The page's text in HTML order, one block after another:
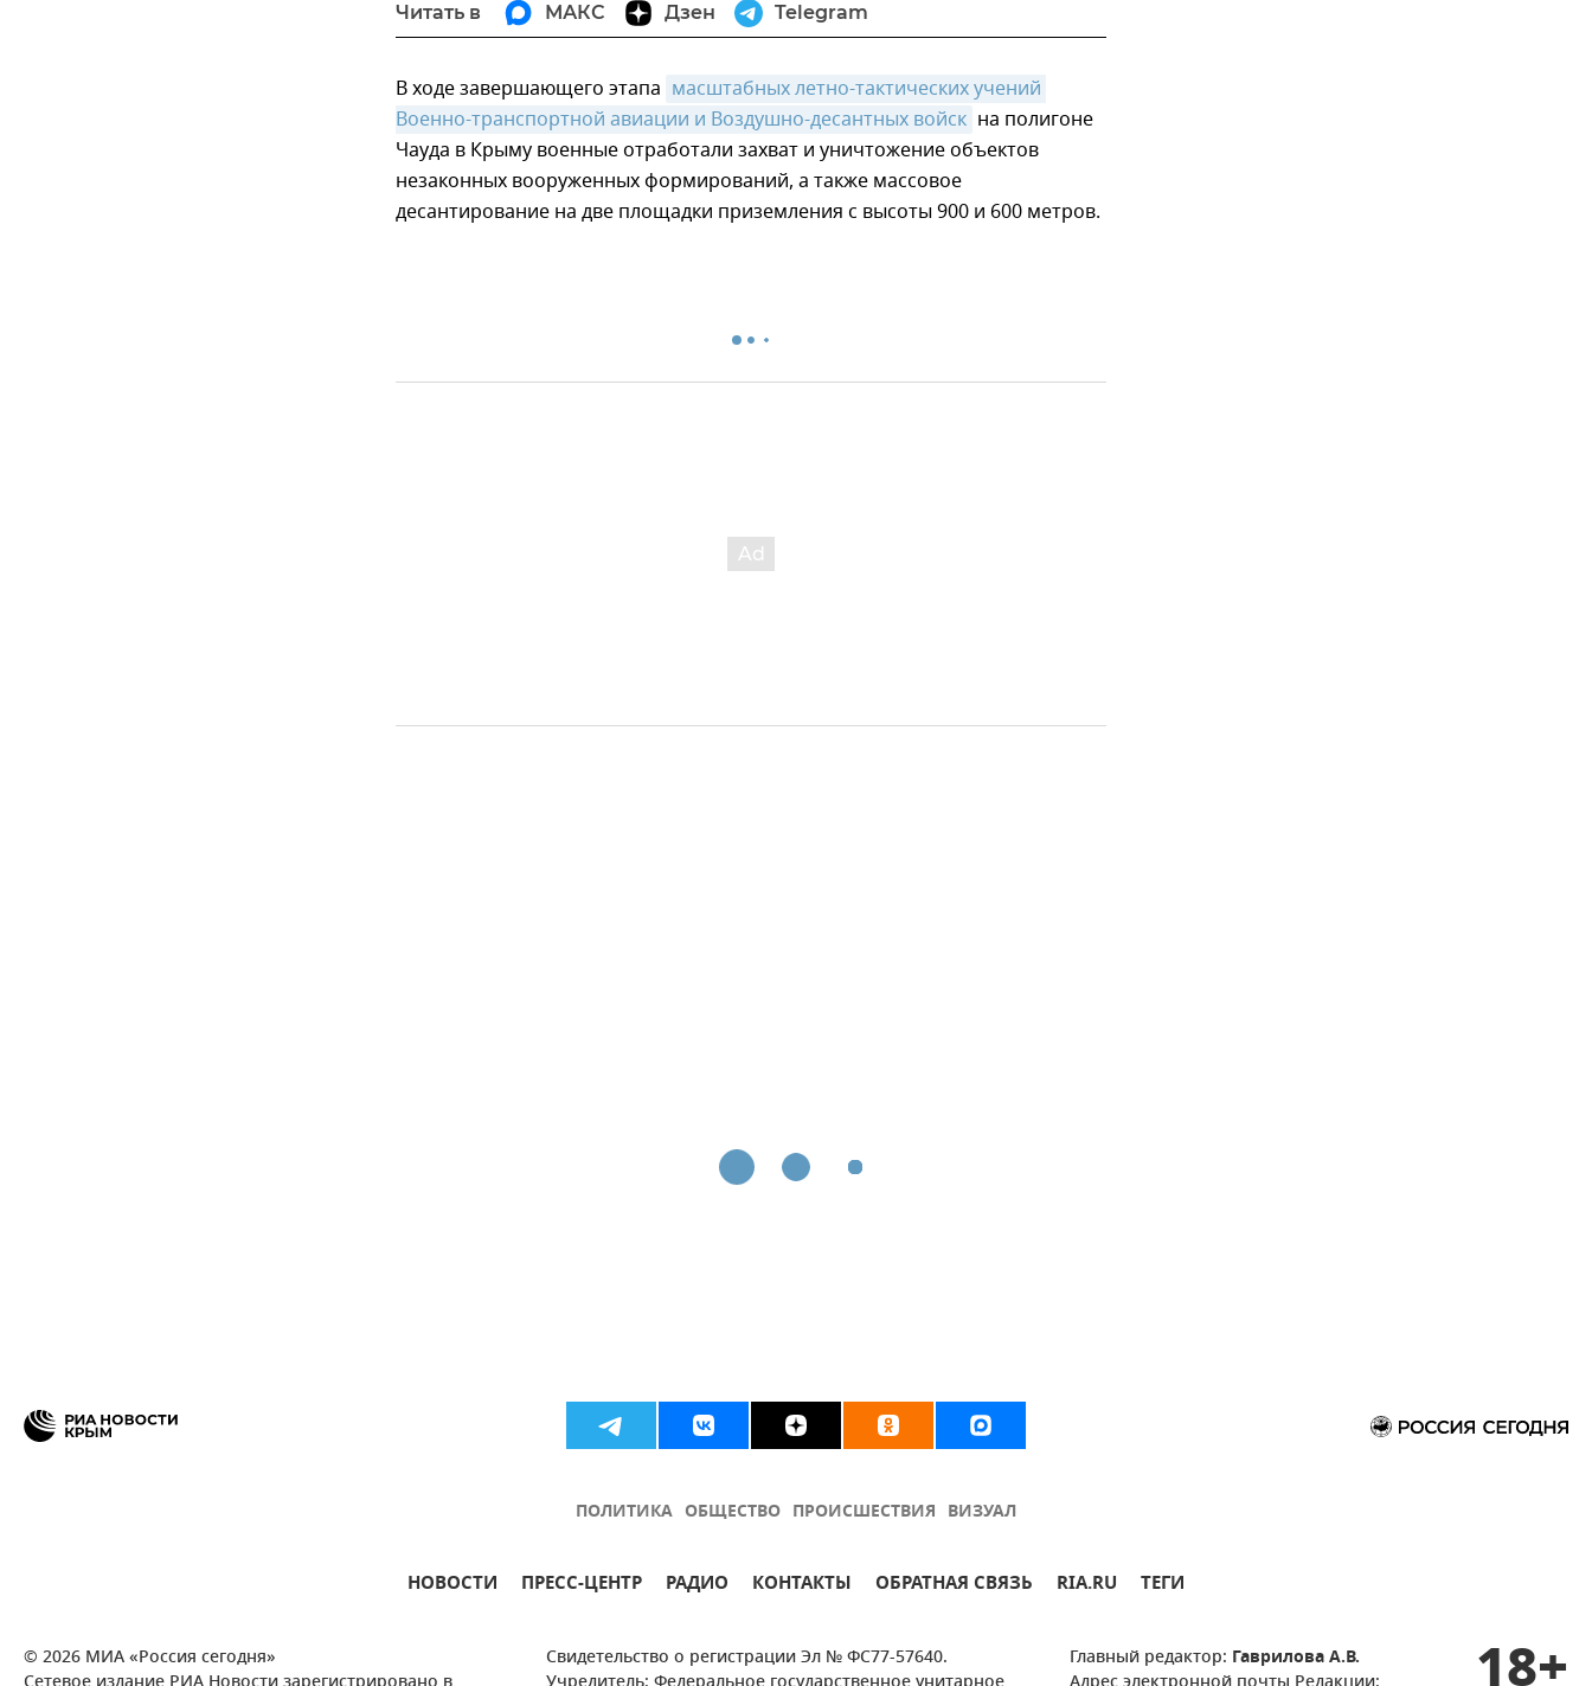
Читать в МАКС Дзен Telegram
В ходе завершающего этапа масштабных летно-тактических учений
Военно-транспортной авиации и Воздушно-десантных войск на полигоне
Чауда в Крыму военные отработали захват и уничтожение объектов
незаконных вооруженных формирований, а также массовое
десантирование на две площадки приземления с высоты 900 и 600 метров.
ПОЛИТИКА ОБЩЕСТВО ПРОИСШЕСТВИЯ ВИЗУАЛ
НОВОСТИ ПРЕСС-ЦЕНТР РАДИО КОНТАКТЫ ОБРАТНАЯ СВЯЗЬ RIA.RU ТЕГИ
© 2026 МИА «Россия сегодня»
Свидетельство о регистрации Эл № ФС77-57640.
Главный редактор: Гаврилова А.В.